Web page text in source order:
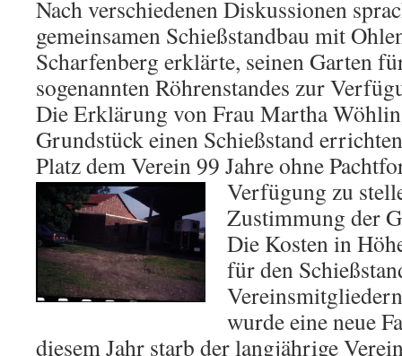
Nach verschiedenen Diskussionen
gemeinsamen Schießstandbau mit
Scharfenberg erklärte, seinen Garten
sogenannten Röhrenstandes zur
Die Erklärung von Frau Martha
Grundstück einen Schießstand
Platz dem Verein 99 Jahre ohne
Verfügung zu
Zustimmung der
Die Kosten in
für den
wurde eine neue
diesem Jahr starb der langjährige